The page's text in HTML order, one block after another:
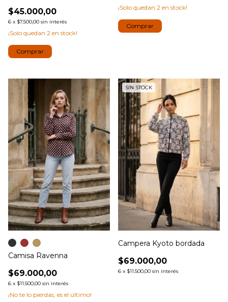
$45.000,00
6 x $7.500,00 sin interés
¡Solo quedan 2 en stock!
Comprar
¡Solo quedan 2 en stock!
Comprar
Camisa Ravenna
$69.000,00
6 x $11.500,00 sin interés
¡No te lo pierdas, es el último!
SIN STOCK
Campera Kyoto bordada
$69.000,00
6 x $11.500,00 sin interés